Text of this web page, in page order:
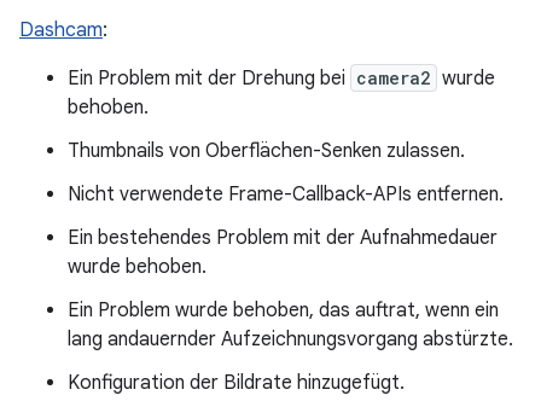
Dashcam:
Ein Problem mit der Drehung bei camera2 wurde
behoben.
Thumbnails von Oberflächen-Senken zulassen.
Nicht verwendete Frame-Callback-APIs entfernen.
Ein bestehendes Problem mit der Aufnahmedauer
wurde behoben.
Ein Problem wurde behoben, das auftrat, wenn ein
lang andauernder Aufzeichnungsvorgang abstürzte.
Konfiguration der Bildrate hinzugefügt.